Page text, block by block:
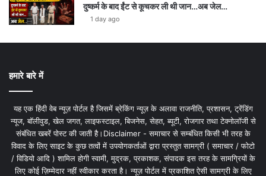
दुष्कर्म के बाद ईंट से कूचकर ली थी जान…अब जेल…
1 day ago
हमारे बारे में
यह एक हिंदी वेब न्यूज़ पोर्टल है जिसमें ब्रेकिंग न्यूज़ के अलावा राजनीति, प्रशासन, ट्रेंडिंग
न्यूज, बॉलीवुड, खेल जगत, लाइफस्टाइल, बिजनेस, सेहत, ब्यूटी, रोजगार तथा टेक्नोलॉजी से
संबंधित खबरें पोस्ट की जाती है।Disclaimer - समाचार से सम्बंधित किसी भी तरह के
विवाद के लिए साइट के कुछ तत्वों में उपयोगकर्ताओं द्वारा प्रस्तुत सामग्री ( समाचार / फोटो
/ विडियो आदि ) शामिल होगी स्वामी, मुद्रक, प्रकाशक, संपादक इस तरह के सामग्रियों के
लिए कोई ज़िम्मेदार नहीं स्वीकार करता है। न्यूज़ पोर्टल में प्रकाशित ऐसी सामग्री के लिए